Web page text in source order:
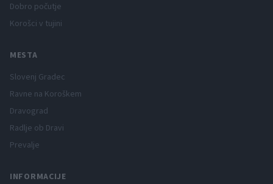
Dobro počutje
Korošci v tujini
MESTA
Slovenj Gradec
Ravne na Koroškem
Dravograd
Radlje ob Dravi
Prevalje
INFORMACIJE